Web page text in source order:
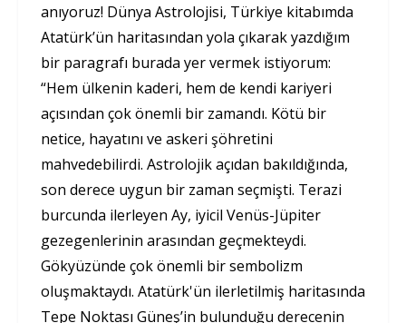
anıyoruz! Dünya Astrolojisi, Türkiye kitabımda
Atatürk’ün haritasından yola çıkarak yazdığım
bir paragrafı burada yer vermek istiyorum:
“Hem ülkenin kaderi, hem de kendi kariyeri
açısından çok önemli bir zamandı. Kötü bir
netice, hayatını ve askeri şöhretini
mahvedebilirdi. Astrolojik açıdan bakıldığında,
son derece uygun bir zaman seçmişti. Terazi
burcunda ilerleyen Ay, iyicil Venüs-Jüpiter
gezegenlerinin arasından geçmekteydi.
Gökyüzünde çok önemli bir sembolizm
oluşmaktaydı. Atatürk'ün ilerletilmiş haritasında
Tepe Noktası Güneş’in bulunduğu derecenin